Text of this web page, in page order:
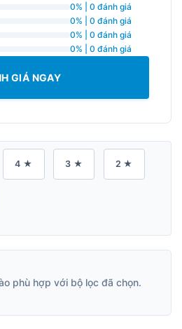
0% | 0 đánh giá
0% | 0 đánh giá
0% | 0 đánh giá
0% | 0 đánh giá
GIÁ NGAY
4 ★ 3 ★ 2 ★
phù hợp với bộ lọc đã chọn.